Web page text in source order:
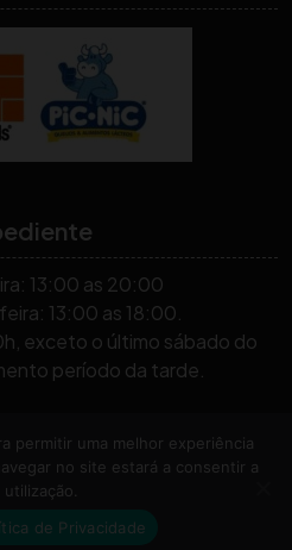
13:00 as 20:00
13:00 as 18:00.
exceto o último sábado do
período da tarde.
2026. As mensagens
de autoria de voluntários, não
a visão da organização.
permitir uma melhor experiência
no site estará a consentir a
utilização.
de Privacidade